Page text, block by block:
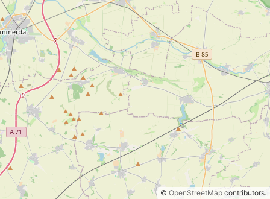
© OpenStreetMap contributors.